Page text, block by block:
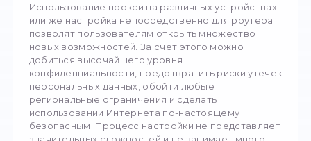
найти настройки для прокси, где можно
активировать как автоопределение, так и
вручную произвести ввод данных
После этого сохраните изменения. В
операционной системой macOS
нужно искать в системных параметрах.
потребуется выбрать используемую
беспроводную сеть и нажать её, чтобы